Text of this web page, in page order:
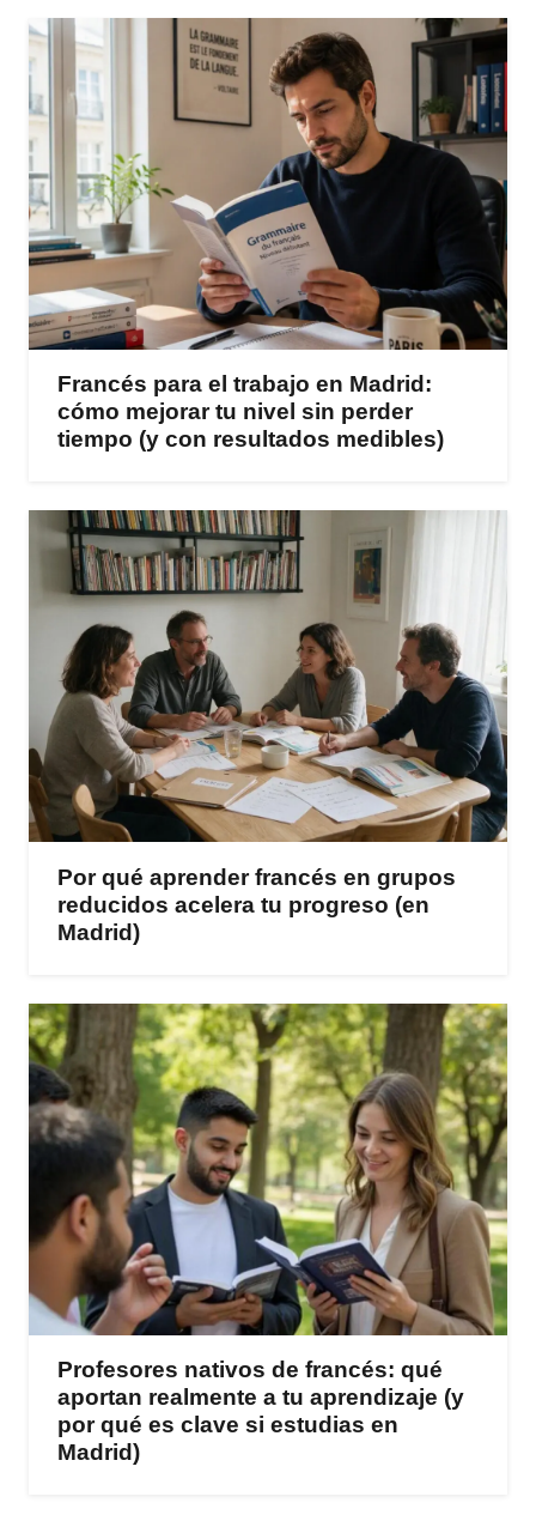
Francés para el trabajo en Madrid:
cómo mejorar tu nivel sin perder
tiempo (y con resultados medibles)
Por qué aprender francés en grupos
reducidos acelera tu progreso (en
Madrid)
Profesores nativos de francés: qué
aportan realmente a tu aprendizaje (y
por qué es clave si estudias en
Madrid)